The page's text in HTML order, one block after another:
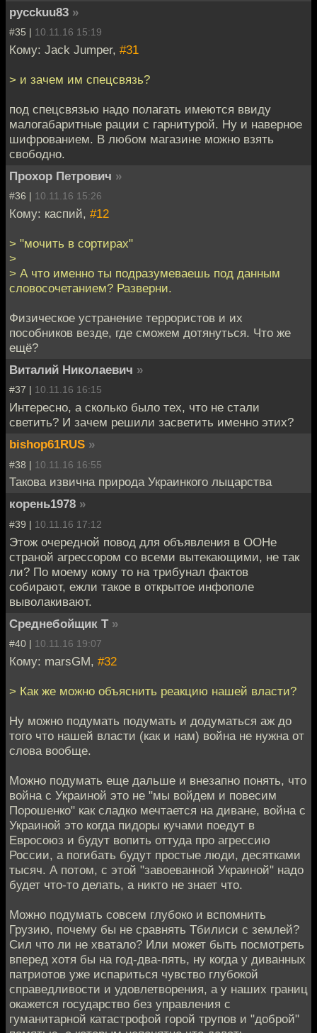
pycckuu83 »
#35 | 10.11.16 15:19
Кому: Jack Jumper, #31
> и зачем им спецсвязь?
под спецсвязью надо полагать имеются ввиду
малогабаритные рации с гарнитурой. Ну и наверное
шифрованием. В любом магазине можно взять
свободно.
Прохор Петрович »
#36 | 10.11.16 15:26
Кому: каспий, #12
> "мочить в сортирах"
>
> А что именно ты подразумеваешь под данным
словосочетанием? Разверни.
Физическое устранение террористов и их
пособников везде, где сможем дотянуться. Что же
ещё?
Виталий Николаевич »
#37 | 10.11.16 16:15
Интересно, а сколько было тех, что не стали
светить? И зачем решили засветить именно этих?
bishop61RUS »
#38 | 10.11.16 16:55
Такова извична природа Украинкого лыцарства
корень1978 »
#39 | 10.11.16 17:12
Этож очередной повод для объявления в ООНе
страной агрессором со всеми вытекающими, не так
ли? По моему кому то на трибунал фактов
собирают, ежли такое в открытое инфополе
выволакивают.
Среднебойщик Т »
#40 | 10.11.16 19:07
Кому: marsGM, #32
> Как же можно объяснить реакцию нашей власти?
Ну можно подумать подумать и додуматься аж до
того что нашей власти (как и нам) война не нужна от
слова вообще.
Можно подумать еще дальше и внезапно понять, что
война с Украиной это не "мы войдем и повесим
Порошенко" как сладко мечтается на диване, война с
Украиной это когда пидоры кучами поедут в
Евросоюз и будут вопить оттуда про агрессию
России, а погибать будут простые люди, десятками
тысяч. А потом, с этой "завоеванной Украиной" надо
будет что-то делать, а никто не знает что.
Можно подумать совсем глубоко и вспомнить
Грузию, почему бы не сравнять Тбилиси с землей?
Сил что ли не хватало? Или может быть посмотреть
вперед хотя бы на год-два-пять, ну когда у диванных
патриотов уже испариться чувство глубокой
справедливости и удовлетворения, а у наших границ
окажется государство без управления с
гуманитарной катастрофой горой трупов и "доброй"